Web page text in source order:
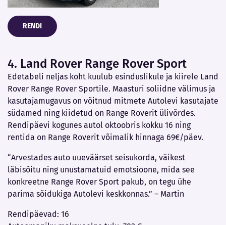
RENDI
4. Land Rover Range Rover Sport
Edetabeli neljas koht kuulub esinduslikule ja kiirele Land
Rover Range Rover Sportile. Maasturi soliidne välimus ja
kasutajamugavus on võitnud mitmete Autolevi kasutajate
südamed ning kiidetud on Range Roverit ülivõrdes.
Rendipäevi kogunes autol oktoobris kokku 16 ning
rentida on Range Roverit võimalik hinnaga 69€/päev.
“Arvestades auto uueväärset seisukorda, väikest
läbisõitu ning unustamatuid emotsioone, mida see
konkreetne Range Rover Sport pakub, on tegu ühe
parima sõidukiga Autolevi keskkonnas.” – Martin
Rendipäevad: 16